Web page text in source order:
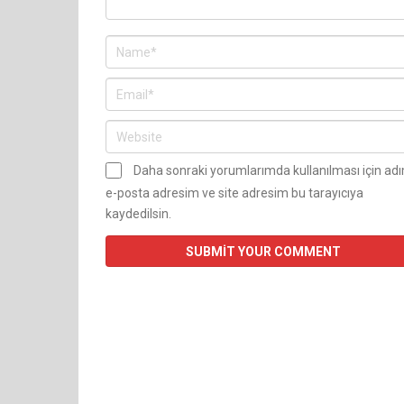
Daha sonraki yorumlarımda kullanılması için
e-posta adresim ve site adresim bu tarayıcıya
kaydedilsin.